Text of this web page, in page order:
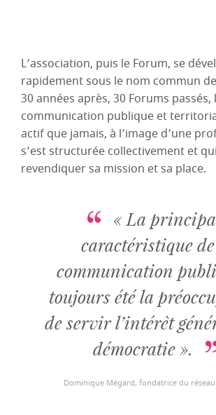
L’association, puis le Forum, se
rapidement sous le nom commun de
30 années après, 30 Forums passés,
communication publique et
actif que jamais, à l’image d’une
s’est structurée collectivement et
revendiquer sa mission et sa place.
« La
caractéristique
communication
toujours été la
de servir l’intérêt
démocratie ».
Dominique Mégard, fondatrice du réseau